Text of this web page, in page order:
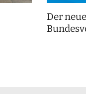
Der